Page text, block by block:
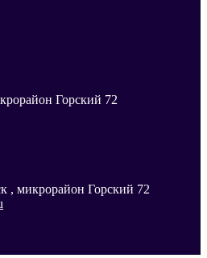
Горский 72
, микрорайон Горский 72